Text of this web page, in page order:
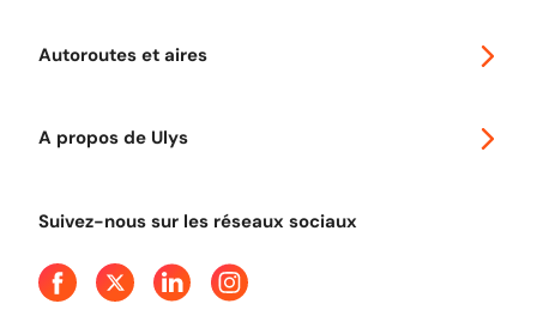
Autoroutes et aires
A propos de Ulys
Presse
Suivez-nous sur les réseaux sociaux